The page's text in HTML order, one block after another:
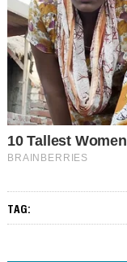
TAG: